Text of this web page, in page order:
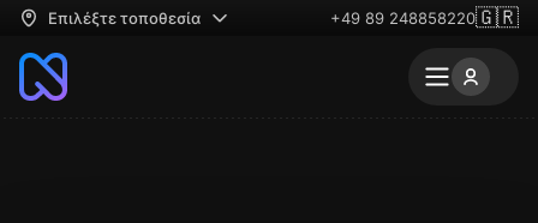
Επιλέξτε τοποθεσία +49 89 248858220🇬🇷